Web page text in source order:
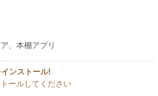
、本棚アプリ
インストール!
ールしてください